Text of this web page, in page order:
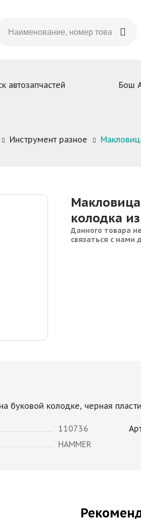
автозапчастей Бош
Инструмент разное
колодка
Данного товара
связаться с нами
буковой колодке, черная
110736
HAMMER